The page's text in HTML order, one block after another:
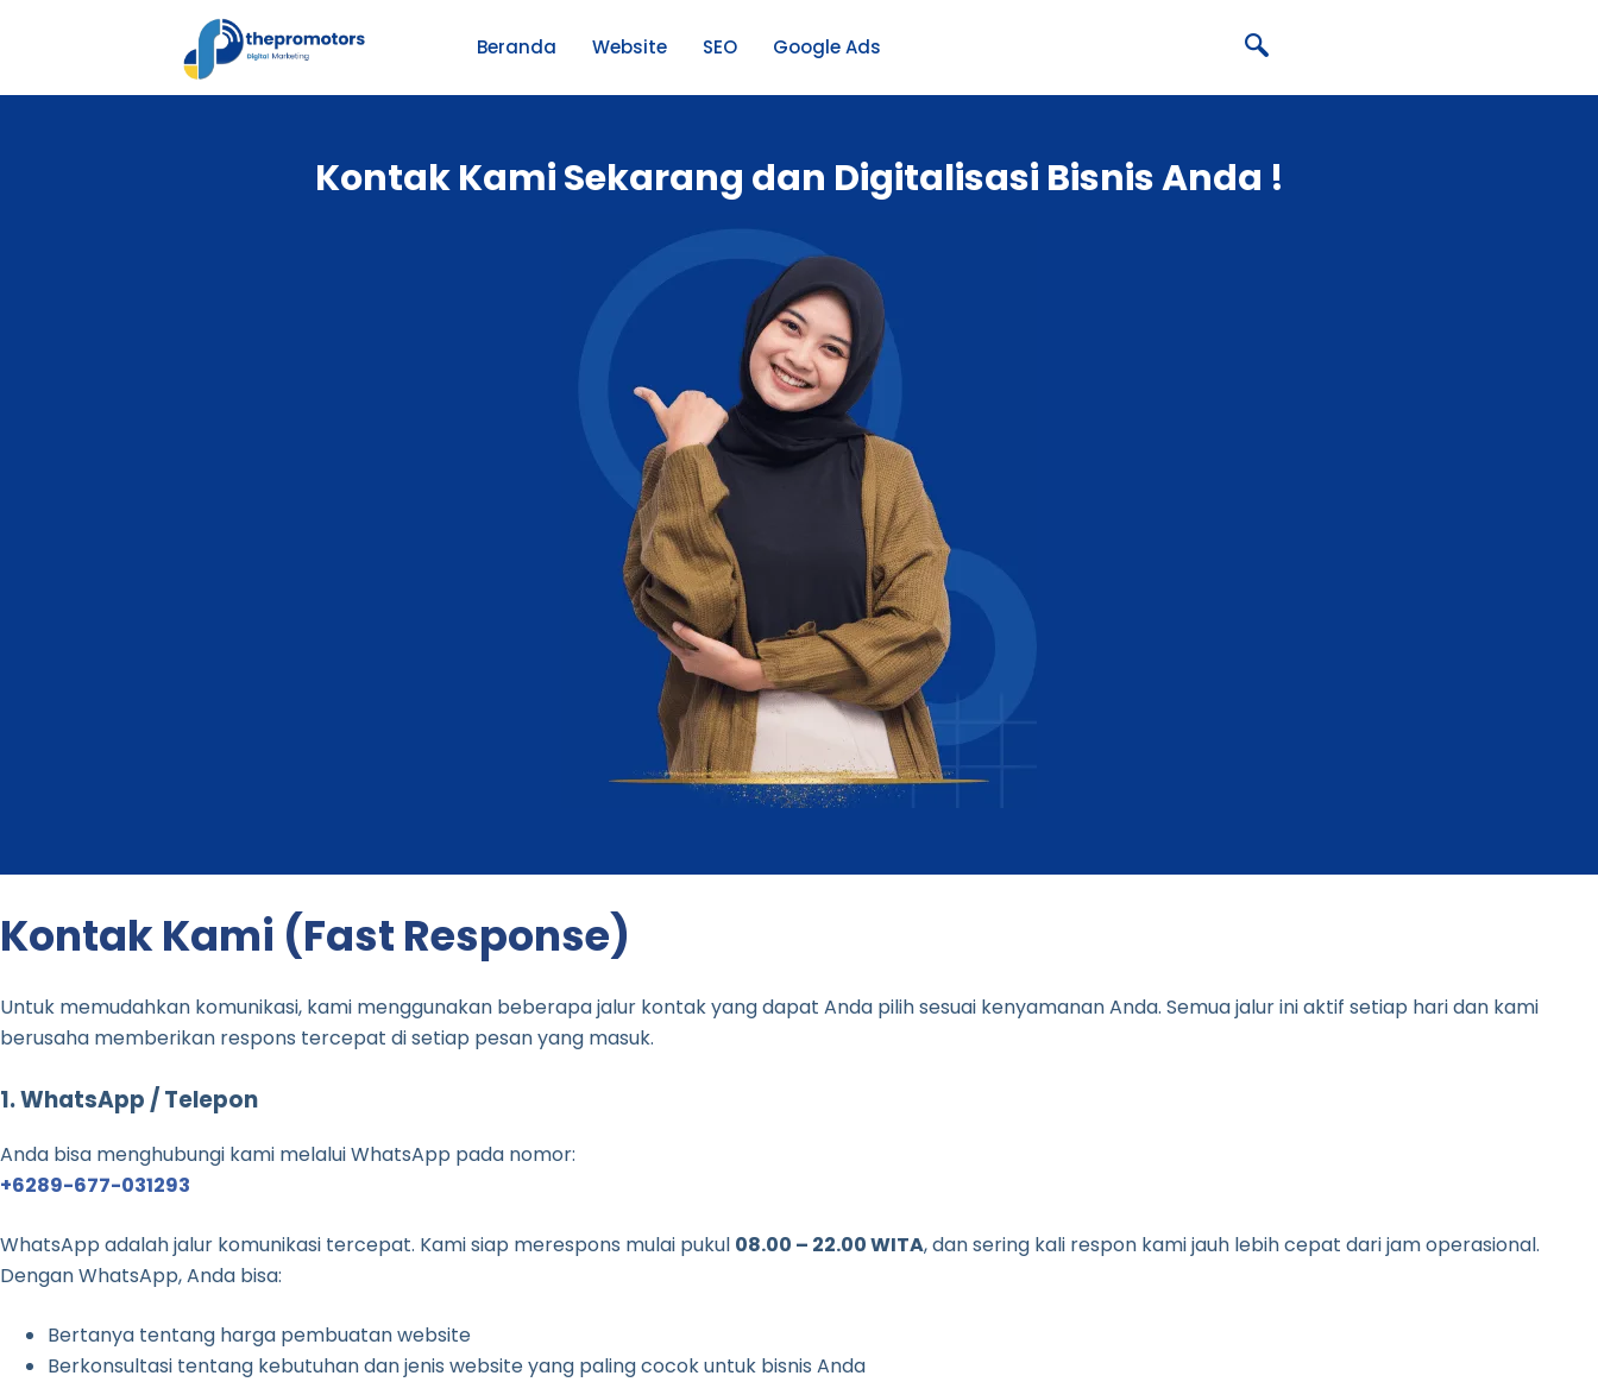
Beranda Website SEO Google Ads
Kontak Kami Sekarang dan Digitalisasi Bisnis Anda !
Kontak Kami (Fast Response)
Untuk memudahkan komunikasi, kami menggunakan beberapa jalur kontak yang dapat Anda pilih sesuai kenyamanan Anda. Semua jalur ini aktif setiap hari dan kami
berusaha memberikan respons tercepat di setiap pesan yang masuk.
1. WhatsApp / Telepon
Anda bisa menghubungi kami melalui WhatsApp pada nomor:
+6289-677-031293
WhatsApp adalah jalur komunikasi tercepat. Kami siap merespons mulai pukul 08.00 – 22.00 WITA, dan sering kali respon kami jauh lebih cepat dari jam operasional.
Dengan WhatsApp, Anda bisa:
Bertanya tentang harga pembuatan website
Berkonsultasi tentang kebutuhan dan jenis website yang paling cocok untuk bisnis Anda